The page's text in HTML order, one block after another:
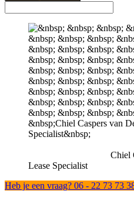
Chiel Caspers
Lease Specialist
Heb je een vraag? 06 - 22 73 73